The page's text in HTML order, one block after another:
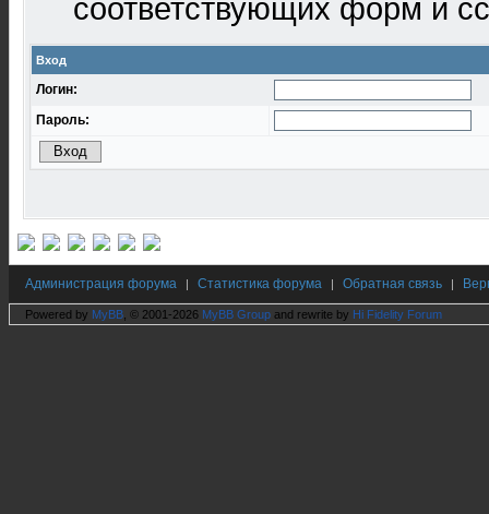
соответствующих форм и
Вход
Логин:
Пароль:
Администрация форума | Статистика форума | Обратная связь |
Powered by MyBB , © 2001-2026 MyBB Group and rewrite by Hi Fidelity Forum